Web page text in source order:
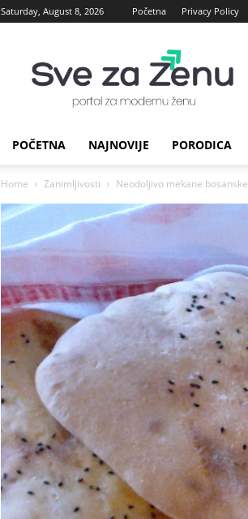
Saturday, August 8, 2026 Početna Privacy Policy
za
Zenu
POČETNA NAJNOVIJE PORODICA
Home Zanimljivosti Neodoljivo mekane